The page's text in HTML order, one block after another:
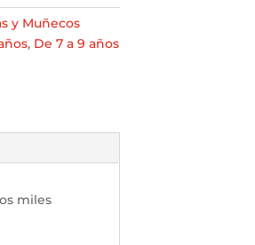
y Muñecos
, De 7 a 9 años
miles